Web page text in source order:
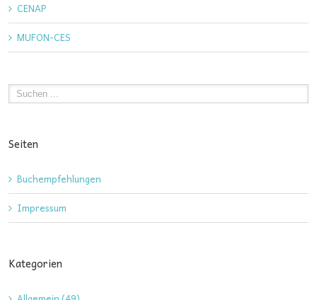
CENAP
MUFON-CES
Seiten
Buchempfehlungen
Impressum
Kategorien